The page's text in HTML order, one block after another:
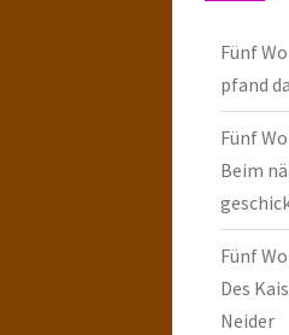
Fünf
pfand
Fünf
Beim
Fünf
Des
Neider